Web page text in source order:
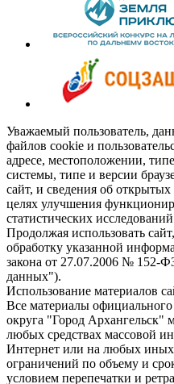
Уважаемый пользователь,
файлов cookie и
адресе, местоположении,
системы, типе и версии
сайт, и сведения об открытых
целях улучшения
статистических
Продолжая использовать
обработку указанной
закона от 27.07.2006 № 152-
данных").
Использование материалов
Все материалы
округа "Город Архангельск"
любых средствах массовой
Интернет или на любых иных
ограничений по объему и
условием перепечатки и